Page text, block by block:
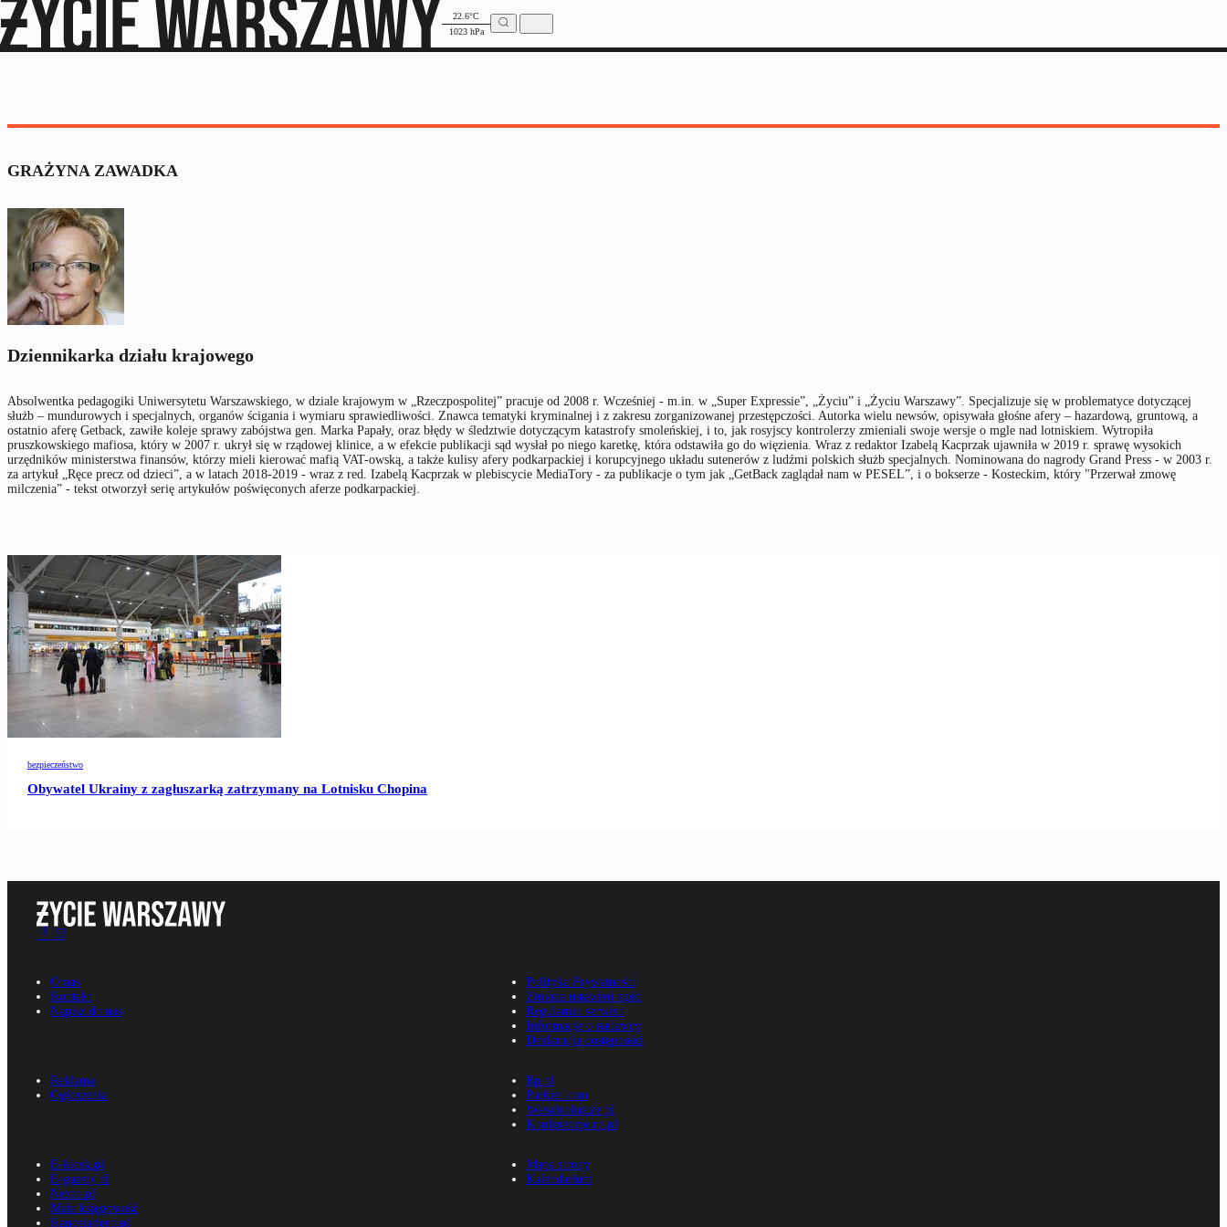
22.6°C
1023 hPa
GRAŻYNA ZAWADKA
Dziennikarka działu krajowego
Absolwentka pedagogiki Uniwersytetu Warszawskiego, w dziale krajowym w „Rzeczpospolitej” pracuje od 2008 r. Wcześniej - m.in. w „Super Expressie”, „Życiu” i „Życiu Warszawy”. Specjalizuje się w problematyce dotyczącej
służb – mundurowych i specjalnych, organów ścigania i wymiaru sprawiedliwości. Znawca tematyki kryminalnej i z zakresu zorganizowanej przestępczości. Autorka wielu newsów, opisywała głośne afery – hazardową, gruntową, a
ostatnio aferę Getback, zawiłe koleje sprawy zabójstwa gen. Marka Papały, oraz błędy w śledztwie dotyczącym katastrofy smoleńskiej, i to, jak rosyjscy kontrolerzy zmieniali swoje wersje o mgle nad lotniskiem. Wytropiła
pruszkowskiego mafiosa, który w 2007 r. ukrył się w rządowej klinice, a w efekcie publikacji sąd wysłał po niego karetkę, która odstawiła go do więzienia. Wraz z redaktor Izabelą Kacprzak ujawniła w 2019 r. sprawę wysokich
urzędników ministerstwa finansów, którzy mieli kierować mafią VAT-owską, a także kulisy afery podkarpackiej i korupcyjnego układu sutenerów z ludźmi polskich służb specjalnych. Nominowana do nagrody Grand Press - w 2003 r.
za artykuł „Ręce precz od dzieci”, a w latach 2018-2019 - wraz z red. Izabelą Kacprzak w plebiscycie MediaTory - za publikacje o tym jak „GetBack zaglądał nam w PESEL”, i o bokserze - Kosteckim, który "Przerwał zmowę
milczenia” - tekst otworzył serię artykułów poświęconych aferze podkarpackiej.
bezpieczeństwo
Obywatel Ukrainy z zagłuszarką zatrzymany na Lotnisku Chopina
O nas
Kontakt
Napisz do nas
Polityka Prywatności
Zmiana ustawień zgód
Regulamin serwisu
Informacje o nadawcy
Deklaracja dostępności
Reklama
Ogłoszenia
Rp.pl
Parkiet.com
Wiescirolnicze.pl
Konferencje.rp.pl
E-kiosk.pl
E-gazety.pl
Nexto.pl
Mała księgowość
Kancelarierp.pl
Mapa strony
Kalendarium